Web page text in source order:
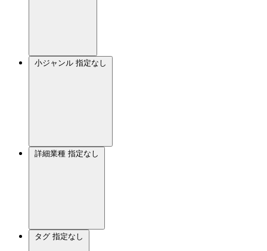
小ジャンル 指定なし
詳細業種 指定なし
タグ 指定なし